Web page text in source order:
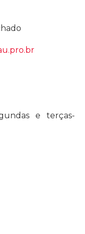
e terças-